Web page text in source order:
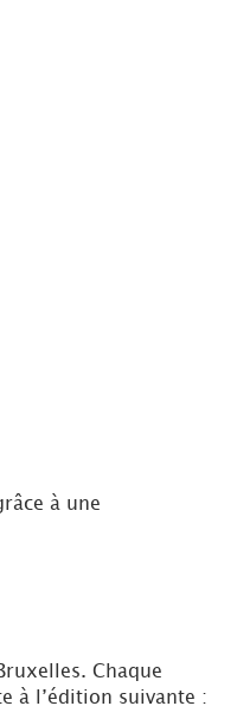
à une
Chaque
à l’édition suivante :